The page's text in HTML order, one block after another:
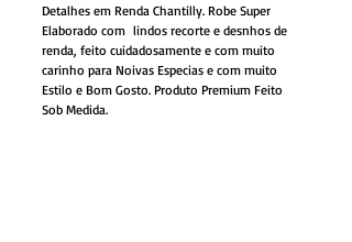
Detalhes em Renda Chantilly. Robe Super
Elaborado com lindos recorte e desnhos de
renda, feito cuidadosamente e com muito
carinho para Noivas Especias e com muito
Estilo e Bom Gosto. Produto Premium Feito
Sob Medida.